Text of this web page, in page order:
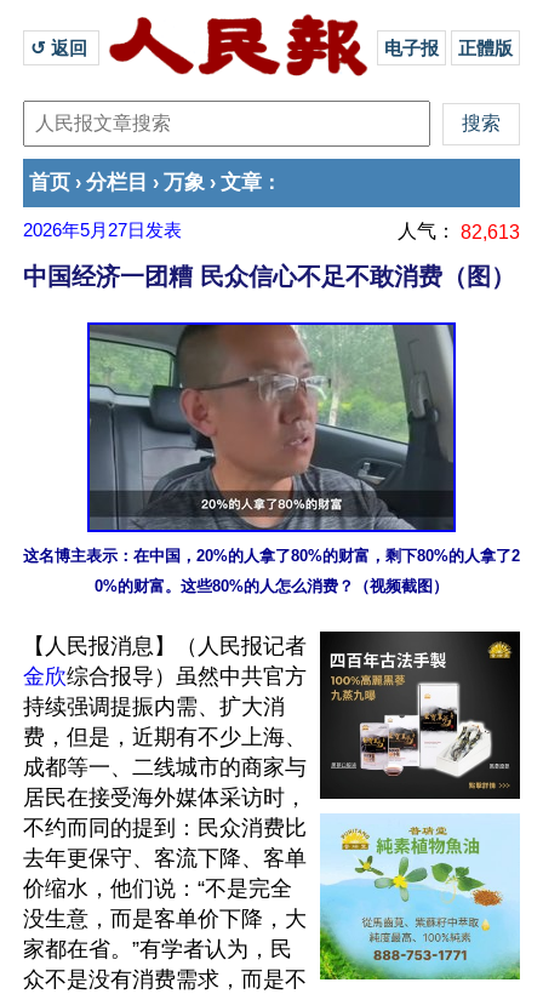
↺ 返回 电子报 正體版
首页 › 分栏目 › 万象 › 文章 ：
2026年5月27日 发表 人气： 82,613
中国经济一团糟 民众信心不足不敢消费（图）
这名博主表示：在中国，20%的人拿了80%的财富，剩下80%的人拿了2
0%的财富。这些80%的人怎么消费？（视频截图）
【人民报消息】（人民报记者
金欣综合报导）虽然中共官方
持续强调提振内需、扩大消
费，但是，近期有不少上海、
成都等一、二线城市的商家与
居民在接受海外媒体采访时，
不约而同的提到：民众消费比
去年更保守、客流下降、客单
价缩水，他们说：“不是完全
没生意，而是客单价下降，大
家都在省。”有学者认为，民
众不是没有消费需求，而是不